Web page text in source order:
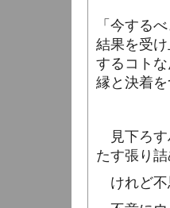
「今する
結果を受
するコト
縁と決着
見下ろす
たす張り
けれど不